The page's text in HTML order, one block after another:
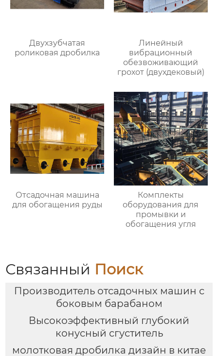
Двухзубчатая
роликовая дробилка
Линейный
вибрационный
обезвоживающий
грохот (двухдековый)
Отсадочная машина
для обогащения руды
Комплекты
оборудования для
промывки и
обогащения угля
Связанный Поиск
Производитель отсадочных машин с
боковым барабаном
Высокоэффективный глубокий
конусный сгуститель
молотковая дробилка дизайн в китае